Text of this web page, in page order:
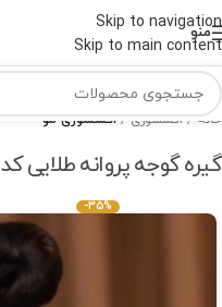
Skip to navigation
Skip to main content
منو
خانه اکسسوری اکسسوری مو
گیره گوجه پروانه طلایی کد 461
-35%